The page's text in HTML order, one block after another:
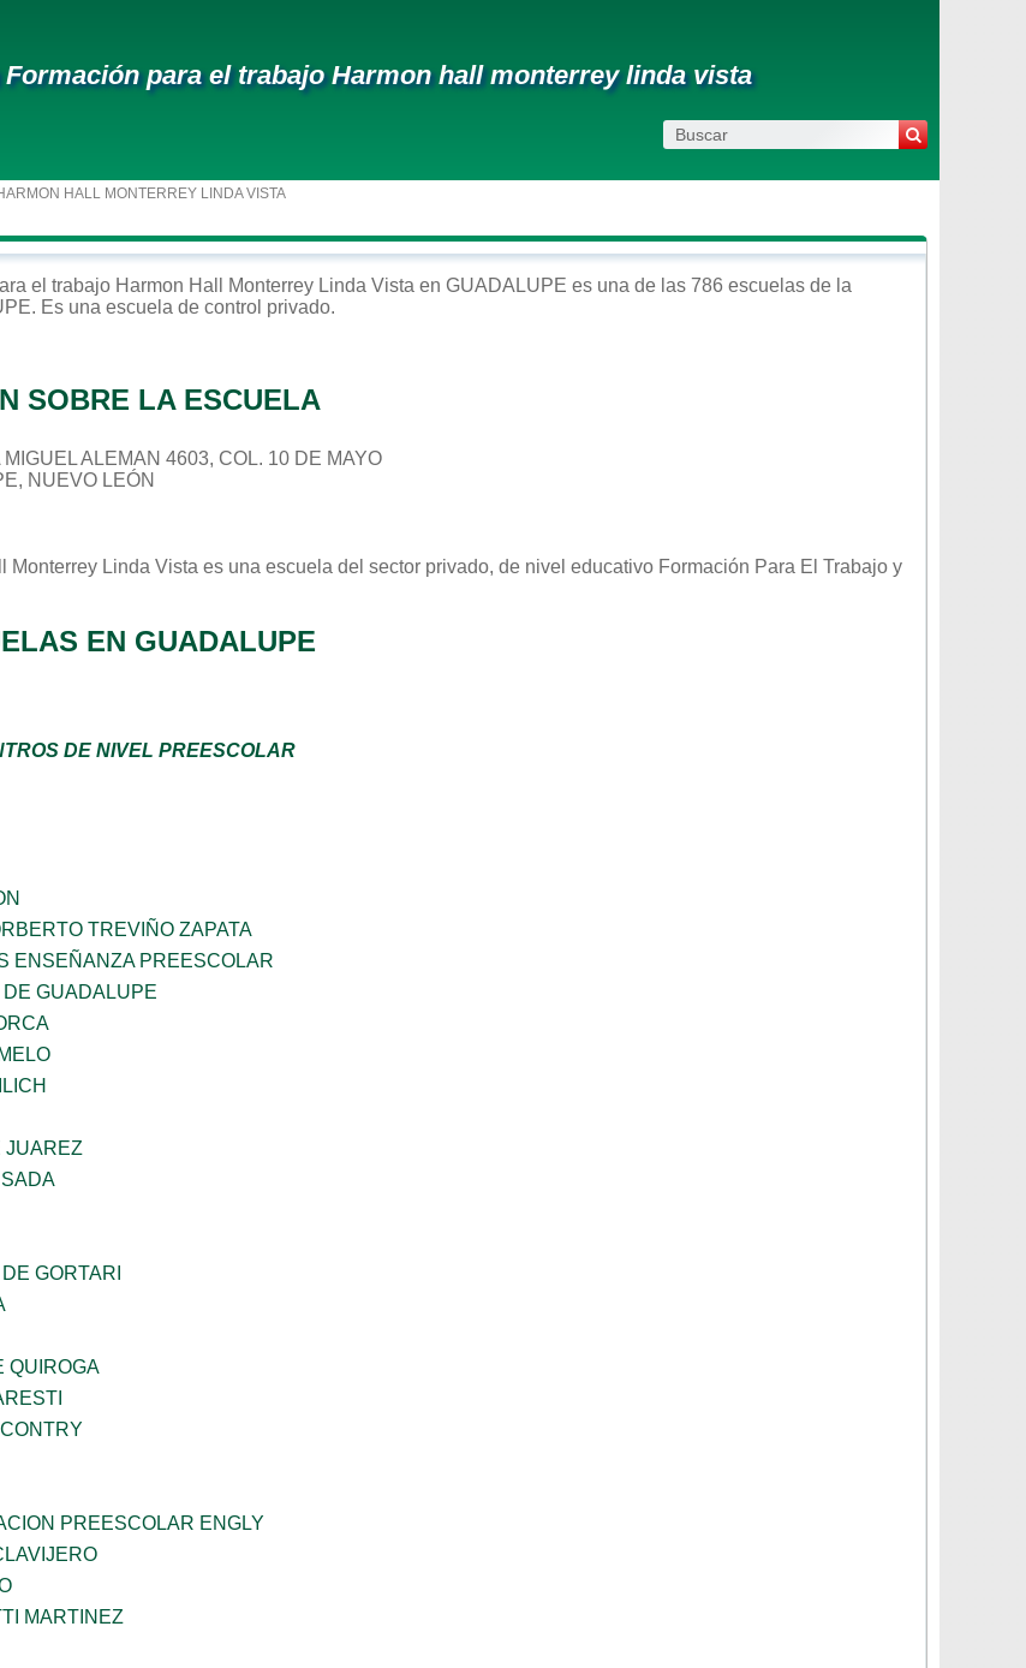
Formación para el trabajo Harmon hall monterrey linda vista
HALL MONTERREY LINDA VISTA
el trabajo Harmon Hall Monterrey Linda Vista en GUADALUPE es una de las 786 escuelas de la
. Es una escuela de control privado.
SOBRE LA ESCUELA
ALEMAN 4603, COL. 10 DE MAYO
NUEVO LEÓN
Monterrey Linda Vista es una escuela del sector privado, de nivel educativo Formación Para El Trabajo y
EN GUADALUPE
DE NIVEL PREESCOLAR
TREVIÑO ZAPATA
ENSEÑANZA PREESCOLAR
GUADALUPE
JUAREZ
SADA
GORTARI
QUIROGA
PREESCOLAR ENGLY
MARTINEZ